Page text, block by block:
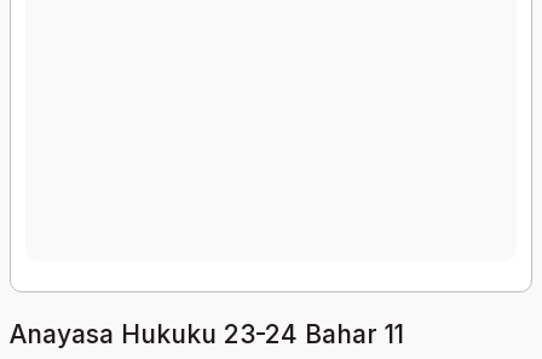
Anayasa Hukuku 23-24 Bahar 11